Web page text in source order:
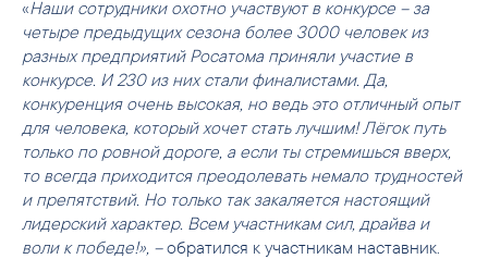
«Наши сотрудники охотно участвуют в конкурсе – за
четыре предыдущих сезона более 3000 человек из
разных предприятий Росатома приняли участие в
конкурсе. И 230 из них стали финалистами. Да,
конкуренция очень высокая, но ведь это отличный опыт
для человека, который хочет стать лучшим! Лёгок путь
только по ровной дороге, а если ты стремишься вверх,
то всегда приходится преодолевать немало трудностей
и препятствий. Но только так закаляется настоящий
лидерский характер. Всем участникам сил, драйва и
воли к победе!», –обратился к участникам наставник.